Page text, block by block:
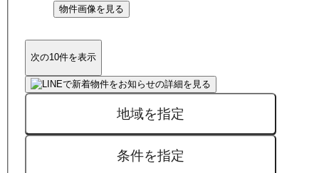
物件画像を見る
次の10件を表示
地域を指定
条件を指定